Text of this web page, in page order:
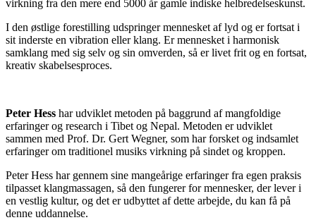
virkning fra den mere end 5000 år gamle indiske helbredelseskunst.
I den østlige forestilling udspringer mennesket af lyd og er fortsat i
sit inderste en vibration eller klang. Er mennesket i harmonisk
samklang med sig selv og sin omverden, så er livet frit og en fortsat,
kreativ skabelsesproces.
Peter Hess har udviklet metoden på baggrund af mangfoldige
erfaringer og research i Tibet og Nepal. Metoden er udviklet
sammen med Prof. Dr. Gert Wegner, som har forsket og indsamlet
erfaringer om traditionel musiks virkning på sindet og kroppen.
Peter Hess har gennem sine mangeårige erfaringer fra egen praksis
tilpasset klangmassagen, så den fungerer for mennesker, der lever i
en vestlig kultur, og det er udbyttet af dette arbejde, du kan få på
denne uddannelse.